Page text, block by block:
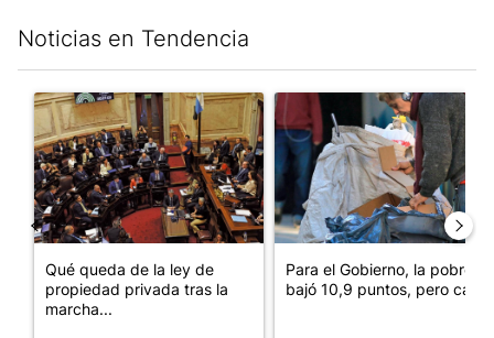
Noticias en Tendencia
Un artículo de tendencia con el título "Qué queda de la ley de
Qué queda de la ley de
propiedad privada tras la
marcha...
Un artículo de tendencia con
Para el Gobierno, la pobreza
bajó 10,9 puntos, pero cay...